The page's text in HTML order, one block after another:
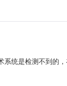
统是检测不到的